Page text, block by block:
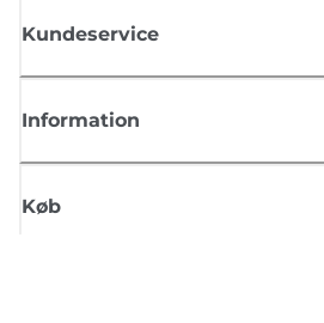
Kundeservice
Information
Køb